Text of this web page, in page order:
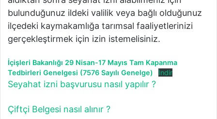
bulunduğunuz ildeki valilik veya bağlı olduğunuz
ilçedeki kaymakamlığa tarımsal faaliyetlerinizi
gerçekleştirmek için izin istemelisiniz.
İçişleri Bakanlığı 29 Nisan-17 Mayıs Tam Kapanma
Tedbirleri Genelgesi (7576 Sayılı Genelge)
İndir
Seyahat izni başvurusu nasıl yapılır ?
Çiftçi Belgesi nasıl alınır ?